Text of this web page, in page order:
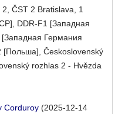
ČST 2 Bratislava, 1
DDR-F1 [Западная
Германия
Československý
rozhlas 2 - Hvězda
Corduroy (2025-12-14